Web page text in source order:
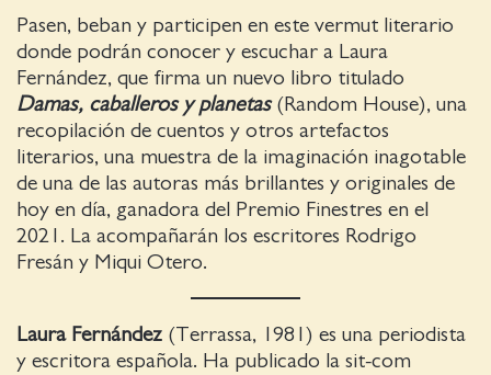
Pasen, beban y participen en este vermut literario
donde podrán conocer y escuchar a Laura
Fernández, que firma un nuevo libro titulado
Damas, caballeros y planetas(Random House), una
recopilación de cuentos y otros artefactos
literarios, una muestra de la imaginación inagotable
de una de las autoras más brillantes y originales de
hoy en día, ganadora del Premio Finestres en el
2021. La acompañarán los escritores Rodrigo
Fresán y Miqui Otero.
Laura Fernández (Terrassa, 1981) es una periodista
y escritora española. Ha publicado la sit-com